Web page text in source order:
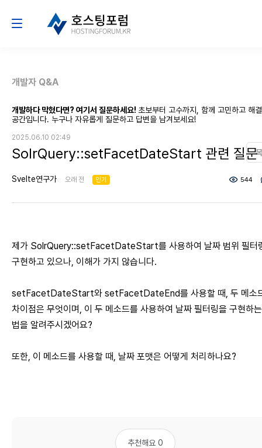
개발자 Q&A
개발하다 막혔다면? 여기서 질문하세요! 초보부터 고수까지, 함께 고민하고 해
공간입니다. 누구나 자유롭게 질문하고 답변을 남겨보세요!
2025.06.10 02:49
SolrQuery::setFacetDateStart 관련 질문
Svelte연구가 오래 전 인기 544
제가 SolrQuery::setFacetDateStart를 사용하여 날짜 범위 필터
구현하고 있으나, 이해가 가지 않습니다.
setFacetDateStart와 setFacetDateEnd를 사용할 때, 두 메소
차이점은 무엇이며, 이 두 메소드를 사용하여 날짜 필터링을 구현하
법을 알려주시겠어요?
또한, 이 메소드를 사용할 때, 날짜 포맷은 어떻게 처리하나요?
추천해요 0